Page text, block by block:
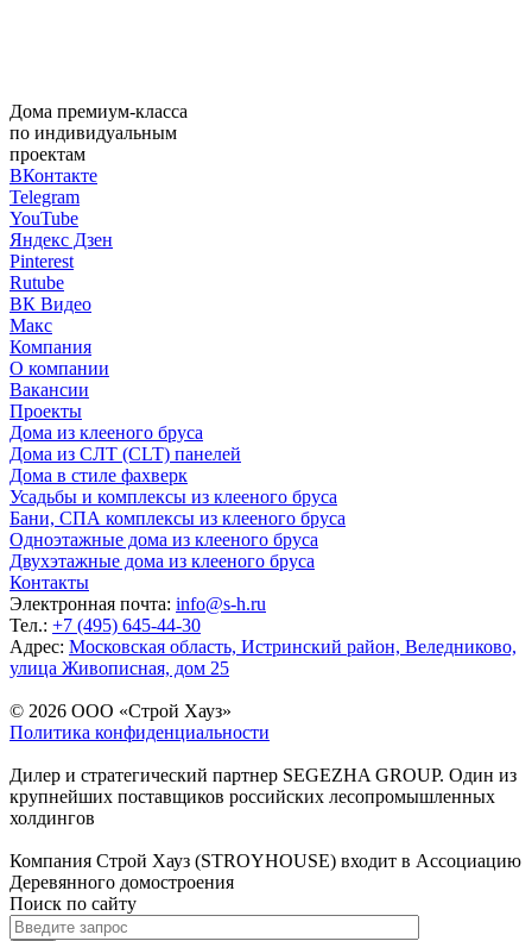
Дома премиум-класса
по индивидуальным
проектам
ВКонтакте
Telegram
YouTube
Яндекс Дзен
Pinterest
Rutube
ВК Видео
Макс
Компания
О компании
Вакансии
Проекты
Дома из клееного бруса
Дома из СЛТ (CLT) панелей
Дома в стиле фахверк
Усадьбы и комплексы из клееного бруса
Бани, СПА комплексы из клееного бруса
Одноэтажные дома из клееного бруса
Двухэтажные дома из клееного бруса
Контакты
Электронная почта: info@s-h.ru
Тел.: +7 (495) 645-44-30
Адрес: Московская область, Истринский район, Веледниково,
улица Живописная, дом 25
© 2026 ООО «Строй Хауз»
Политика конфиденциальности
Дилер и стратегический партнер SEGEZHA GROUP. Один из
крупнейших поставщиков российских лесопромышленных
холдингов
Компания Строй Хауз (STROYHOUSE) входит в Ассоциацию
Деревянного домостроения
Поиск по сайту